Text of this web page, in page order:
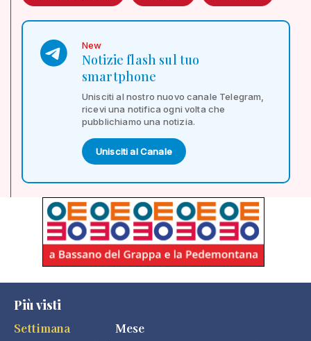
New
Notizie flash sul tuo
smartphone
Unisciti al nostro nuovo canale Telegram,
ricevi una notifica ogni volta che
pubblichiamo una notizia.
Unisciti al Canale
Più visti
Settimana
Mese